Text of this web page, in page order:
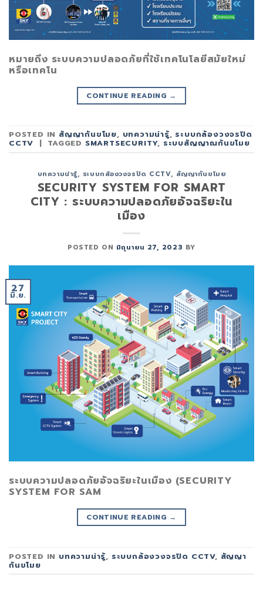
หมายถึง ระบบความปลอดภัยที่ใช้เทคโนโลยีสมัยใหม่
หรือเทคโน
CONTINUE READING →
POSTED IN สัญญากันขโมย, บทความน่ารู้, ระบบกล้องวงจรปิด
CCTV | TAGGED SMARTSECURITY, ระบบสัญญาณกันขโมย
บทความน่ารู้, ระบบกล้องวงจรปิด CCTV, สัญญากันขโมย
SECURITY SYSTEM FOR SMART
CITY : ระบบความปลอดภัยอัจฉริยะใน
เมือง
POSTED ON มิถุนายน 27, 2023 BY
27
มิ.ย.
ระบบความปลอดภัยอัจฉริยะในเมือง (SECURITY
SYSTEM FOR SAM
CONTINUE READING →
POSTED IN บทความน่ารู้, ระบบกล้องวงจรปิด CCTV, สัญญา
กันขโมย